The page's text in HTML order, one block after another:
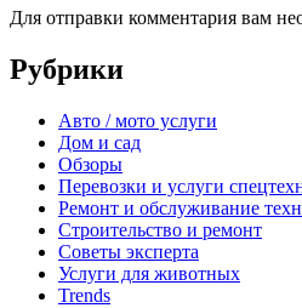
Для отправки комментария вам
Рубрики
Авто / мото услуги
Дом и сад
Обзоры
Перевозки и услуги
Ремонт и обслуживание
Строительство и ремонт
Советы эксперта
Услуги для животных
Trends